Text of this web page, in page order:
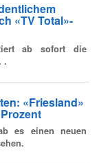
«TV Total»-
ab sofort die
.
«Friesland»
es einen neuen